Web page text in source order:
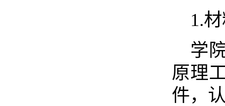
1.
学
原理
件，